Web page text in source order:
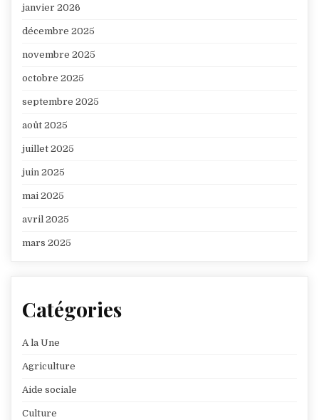
janvier 2026
décembre 2025
novembre 2025
octobre 2025
septembre 2025
août 2025
juillet 2025
juin 2025
mai 2025
avril 2025
mars 2025
Catégories
A la Une
Agriculture
Aide sociale
Culture